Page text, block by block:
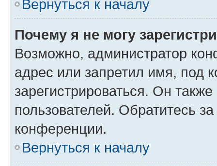
Вернуться к началу
Почему я не могу
Возможно, администратор
адрес или запретил имя, под
зарегистрироваться. Он
пользователей. Обратитесь
конференции.
Вернуться к началу